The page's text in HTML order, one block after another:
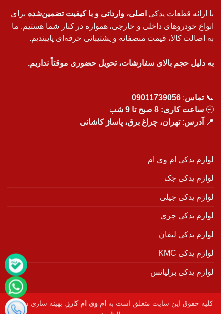
با ارائه قطعات یدکی اصلی، وارداتی و با کیفیت تضمین‌شده برای
انواع خودروهای داخلی و خارجی، همواره در کنار شما هستیم. ما
به اصالت کالا، قیمت منصفانه و پشتیبانی حرفه‌ای پایبندیم.
به دلیل حجم بالای سفارشات، تحویل حضوری موقتاً نداریم.
📞تماس: 09011739056
🕘 ساعت کاری: 8 صبح تا 9 شب
📍 آدرس: تهران، چراغ برق، پاساژ کاشانی
لوازم یدکی ام وی ام
لوازم یدکی جک
لوازم یدکی جیلی
لوازم یدکی چری
لوازم یدکی لیفان
لوازم یدکی KMC
لوازم یدکی برلیانس
کلیه حقوق این سایت متعلق است به ام وی ام کارز
. بهینه سازی سایت :